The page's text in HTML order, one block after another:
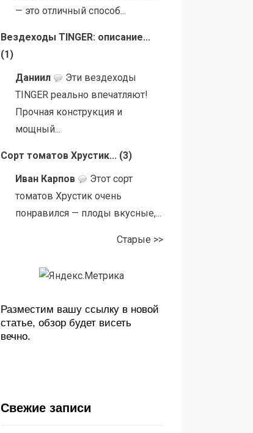
— это отличный способ...
Вездеходы TINGER: описание...
(1)
Даниил
Эти вездеходы
TINGER реально впечатляют!
Прочная конструкция и
мощный...
Сорт томатов Хрустик... (3)
Иван Карпов
Этот сорт
томатов Хрустик очень
понравился — плоды вкусные,...
Старые >>
Разместим вашу ссылку в новой
статье, обзор будет висеть
вечно.
Свежие записи